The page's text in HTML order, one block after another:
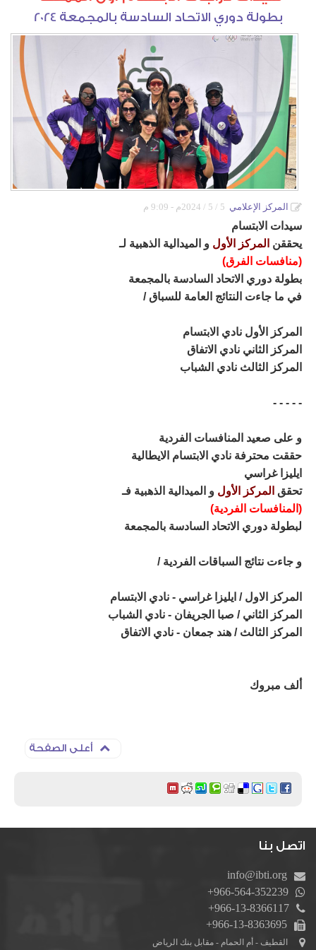
دورات كروية
دورة المرحوم خالد آل رضوان
بطولة أم الحمام المفتوحة للتنس
دورة أشبال التحدي
دورات كشافة الولاية
دورة كرة القدم الرمضانية الاولى لدرجة البراعم
‏بطولة دوري الاتحاد السادسة بالمجمعة 2024
المركز الإعلامي 5 / 5 / 2024م - 9:09 م
‏سيدات الابتسام
‏يحققن المركز الأول و الميدالية الذهبية لـ
‏(منافسات الفرق)
‏بطولة دوري الاتحاد السادسة بالمجمعة
في ما جاءت النتائج العامة للسباق /
المركز الأول نادي الابتسام
المركز الثاني نادي الاتفاق
المركز الثالث نادي الشباب
- - - - -
و على صعيد المنافسات الفردية
حققت محترفة نادي الابتسام الايطالية
ايليزا غراسي
تحقق المركز الأول و الميدالية الذهبية فـ
(المنافسات الفردية)
لبطولة دوري الاتحاد السادسة بالمجمعة
و جاءت نتائج السباقات الفردية /
المركز الاول / ايليزا غراسي - نادي الابتسام
المركز الثاني / صبا الجريفان - نادي الشباب
المركز الثالث / هند جمعان - نادي الاتفاق
ألف مبروك
أعلى الصفحة
اتصل بنا
info@ibti.org
+966-564-352239
+966-13-8366117
+966-13-8363695
القطيف - أم الحمام - مقابل بنك الرياض